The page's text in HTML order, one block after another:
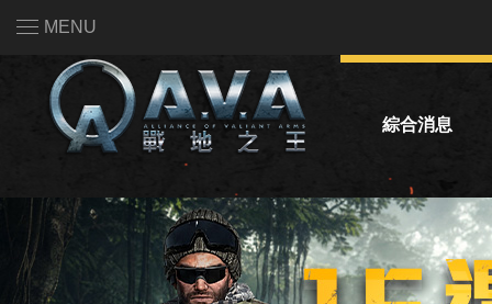
MENU
綜合消息
系統公告
熱門話題投票